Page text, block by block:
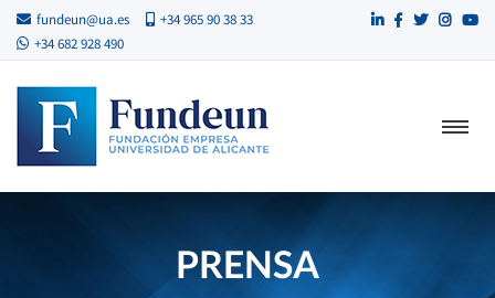
fundeun@ua.es
+34 965 90 38 33
+34 682 928 490
PRENSA